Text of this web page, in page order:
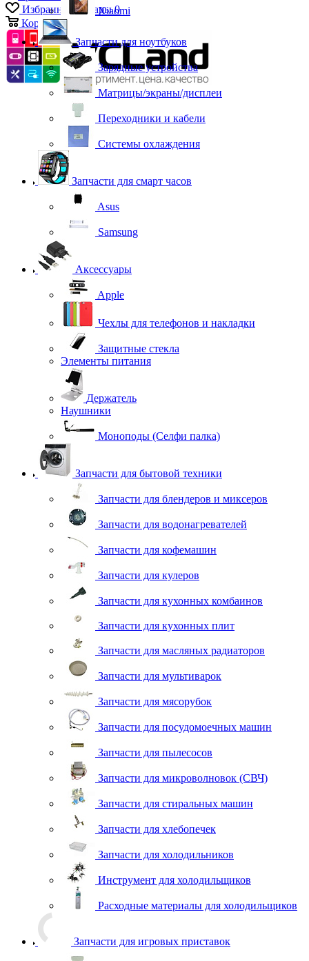
Избранные товары 0
Корзина 0
Xiaomi
Запчасти для ноутбуков
Зарядные устройства
Матрицы/экраны/дисплеи
Переходники и кабели
Системы охлаждения
Запчасти для смарт часов
Asus
Samsung
Аксессуары
Apple
Чехлы для телефонов и накладки
Защитные стекла
Элементы питания
Держатель
Наушники
Моноподы (Селфи палка)
Запчасти для бытовой техники
Запчасти для блендеров и миксеров
Запчасти для водонагревателей
Запчасти для кофемашин
Запчасти для кулеров
Запчасти для кухонных комбаинов
Запчасти для кухонных плит
Запчасти для масляных радиаторов
Запчасти для мультиварок
Запчасти для мясорубок
Запчасти для посудомоечных машин
Запчасти для пылесосов
Запчасти для микроволновок (СВЧ)
Запчасти для стиральных машин
Запчасти для хлебопечек
Запчасти для холодильников
Инструмент для холодильщиков
Расходные материалы для холодильщиков
Запчасти для игровых приставок